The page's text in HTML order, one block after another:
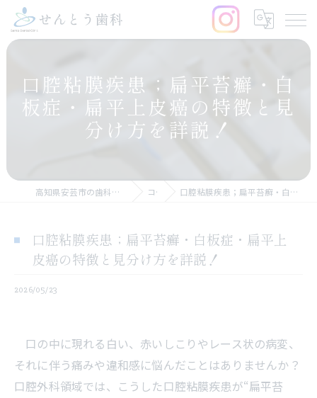
口腔粘膜疾患；扁平苔癬・白
板症・扁平上皮癌の特徴と見
分け方を詳説！
高知県安芸市の歯科なら医療法人仙頭会 せんとう歯科 コラム 口腔粘膜疾患；扁平苔癬・白板症・扁平上皮癌の特徴と見分け方を詳説！
口腔粘膜疾患；扁平苔癬・白板症・扁平上
皮癌の特徴と見分け方を詳説！
2026/05/23
口の中に現れる白い、赤いしこりやレース状の病変、
それに伴う痛みや違和感に悩んだことはありませんか？
口腔外科領域では、こうした口腔粘膜疾患が“扁平苔